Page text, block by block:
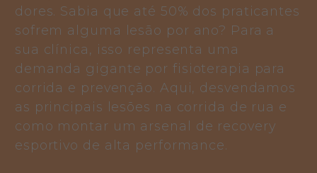
dores. Sabia que até 50% dos praticantes
sofrem alguma lesão por ano? Para a
sua clínica, isso representa uma
demanda gigante por fisioterapia para
corrida e prevenção. Aqui, desvendamos
as principais lesões na corrida de rua e
como montar um arsenal de recovery
esportivo de alta performance.